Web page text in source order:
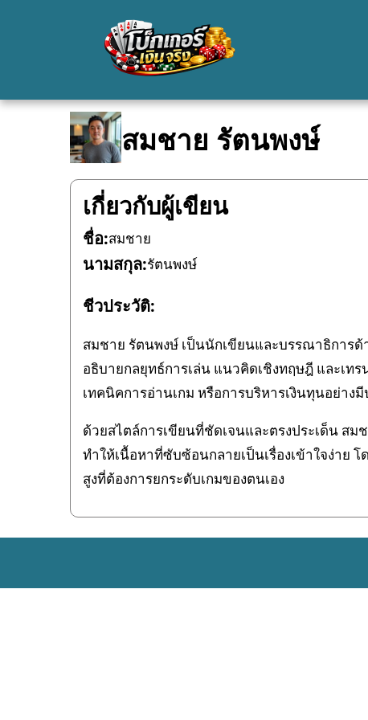
สมชาย รัตนพงษ์
เกี่ยวกับผู้เขียน
ชื่อ:สมชาย
นามสกุล:รัตนพงษ์
ชีวประวัติ:
สมชาย รัตนพงษ์ เป็นนักเขียนและบรรณาธิการ
อธิบายกลยุทธ์การเล่น แนวคิดเชิงทฤษฎี และเท
เทคนิคการอ่านเกม หรือการบริหารเงินทุนอย่าง
ด้วยสไตล์การเขียนที่ชัดเจนและตรงประเด็น ส
ทำให้เนื้อหาที่ซับซ้อนกลายเป็นเรื่องเข้าใจง่าย
สูงที่ต้องการยกระดับเกมของตนเอง